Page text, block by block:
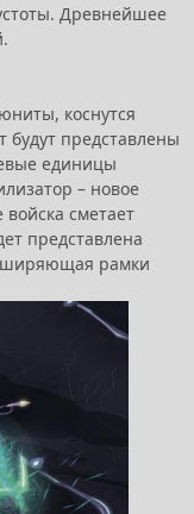
Древнейшее
коснутся
будут представлены
единицы
– новое
сметает
представлена
рамки